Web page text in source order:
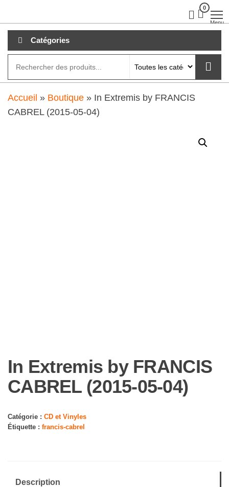
au
contenu
0
Menu
Catégories
Accueil » Boutique » In Extremis by FRANCIS
CABREL (2015-05-04)
In Extremis by FRANCIS
CABREL (2015-05-04)
Catégorie : CD et Vinyles
Étiquette : francis-cabrel
Description